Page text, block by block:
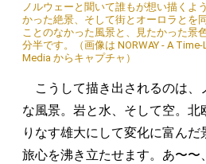
ノルウェーと聞いて誰もが想い描くよ
かった絶景、そして街とオーロラとを
ことのなかった風景と、見たかった景
分半です。（画像は NORWAY - A
Media からキャプチャ）
こうして描き出されるのは、
な風景。岩と水、そして空。
りなす雄大にして変化に富ん
旅心を沸き立たせます。あ〜〜